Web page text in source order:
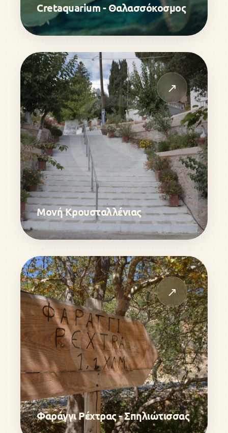
Cretaquarium - Θαλασσόκοσμος
↗
Μονή Κρουσταλλένιας
↗
Φαράγγι Ρέχτρας - Σπηλιώτισσας